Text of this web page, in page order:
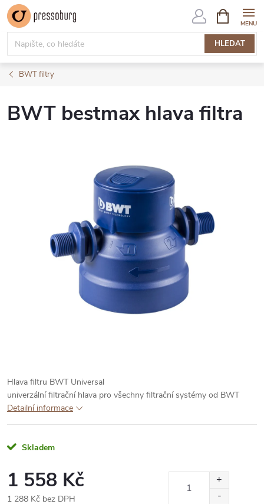
Přejít
na
obsah
HLEDAT
NÁKUPNÍ
KOŠÍK
BWT filtry
BWT bestmax hlava filtra
Hlava filtru BWT Universal
univerzální filtrační hlava pro všechny filtrační systémy od BWT
Detailní informace
Skladem
1 558 Kč
1 288 Kč bez DPH